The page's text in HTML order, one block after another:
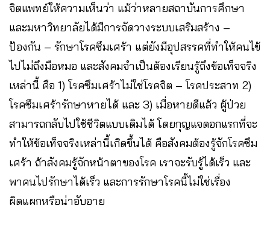
จิตแพทย์ให้ความเห็นว่า แม้ว่าหลายสถาบันการศึกษา
และมหาวิทยาลัยได้มีการจัดวางระบบเสริมสร้าง –
ป้องกัน – รักษาโรคซึมเศร้า แต่ยังมีอุปสรรคที่ทำให้คนไข้
ไปไม่ถึงมือหมอ และสังคมจำเป็นต้องเรียนรู้ถึงข้อเท็จจริง
เหล่านี้ คือ 1) โรคซึมเศร้าไม่ใช่โรคจิต – โรคประสาท 2)
โรคซึมเศร้ารักษาหายได้ และ 3) เมื่อหายดีแล้ว ผู้ป่วย
สามารถกลับไปใช้ชีวิตแบบเดิมได้ โดยกุญแจดอกแรกที่จะ
ทำให้ข้อเท็จจริงเหล่านี้เกิดขึ้นได้ คือสังคมต้องรู้จักโรคซึม
เศร้า ถ้าสังคมรู้จักหน้าตาของโรค เราจะรับรู้ได้เร็ว และ
พาคนไปรักษาได้เร็ว และการรักษาโรคนี้ไม่ใช่เรื่อง
ผิดแผกหรือน่าอับอาย